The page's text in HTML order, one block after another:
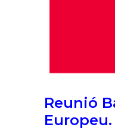
Reunió